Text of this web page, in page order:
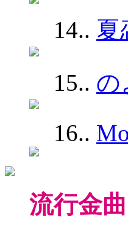
14.. 夏
15.. の
16..
流行金曲